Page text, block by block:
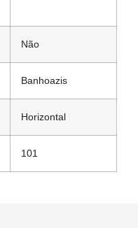
Não
Banhoazis
Horizontal
101